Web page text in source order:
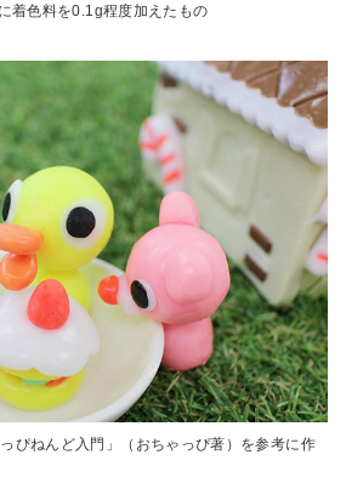
着色料を0.1g程度加えたもの
ぴねんど入門」（おちゃっぴ著）を参考に作